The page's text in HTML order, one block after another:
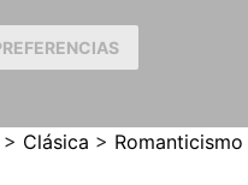
> Clásica > Romanticismo